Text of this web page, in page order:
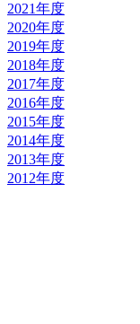
2021年度
2020年度
2019年度
2018年度
2017年度
2016年度
2015年度
2014年度
2013年度
2012年度